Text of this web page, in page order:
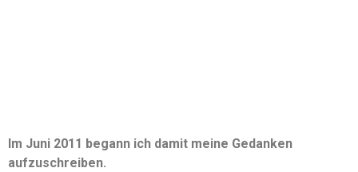
Im Juni 2011 begann ich damit meine Gedanken
aufzuschreiben.